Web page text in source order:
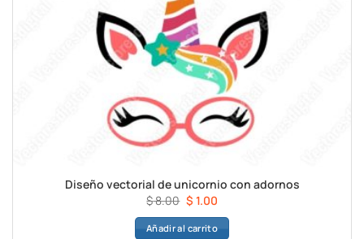
Diseño vectorial de unicornio con adornos
$8.00 El
precio
original
$ 1.00El
precio
actual
Añadir al carrito